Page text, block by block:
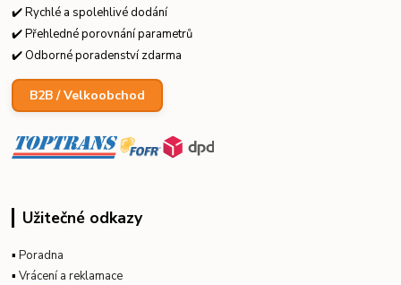
✔️ Rychlé a spolehlivé dodání
✔️ Přehledné porovnání parametrů
✔️ Odborné poradenství zdarma
B2B / Velkoobchod
Užitečné odkazy
▪Poradna
▪Vrácení a reklamace